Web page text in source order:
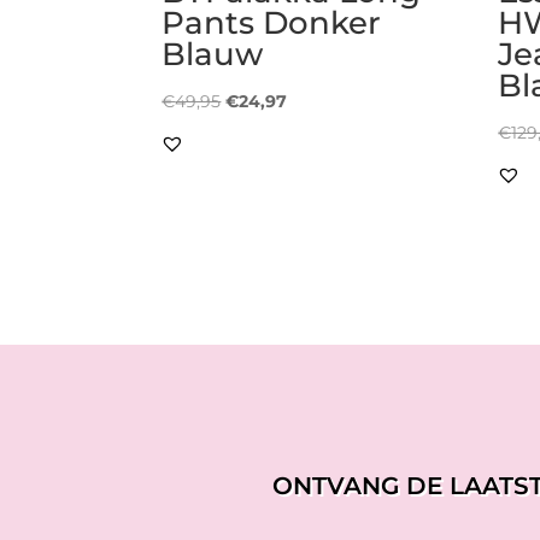
Pants Donker
Blauw
€49,95Oorspronkelijke
€24,97Huidige
€
ONTVANG DE